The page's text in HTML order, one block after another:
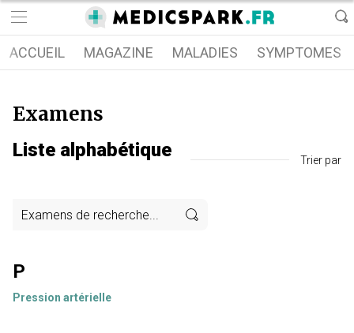
ACCUEIL MAGAZINE MALADIES SYMPTOMES
Examens
Liste alphabétique Trier par
P
Pression artérielle